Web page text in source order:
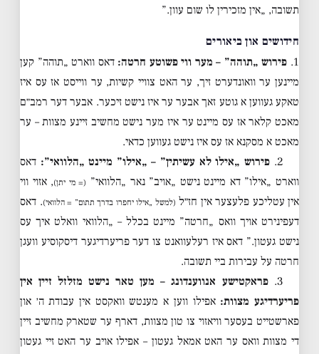
תשובה, „אין מזכירין לו שום עוון.”
חידושים און ביאורים
1. פירוש „תוהה” – מער ווי פשוטע חרטה: דאס ווארט „תוהה” קען
מיינען ער וואונדערט זיך, ער האט צוויי קשיות, ער ווייסט אז עס איז
טאקע געווען א גוטע זאך אבער ער איז נישט זיכער. אבער דער רמב״ם
מאכט קלאר אז עס מיינט ער איז מער נישט מחשיב זיינע מצוות – ער
מאכט א מסקנא אז עס איז נישט געווען כדאי.
2. פירוש „אילו לא עשיתין” – „אילו” מיינט „הלוואי”: דאס
ווארט „אילו” דא מיינט נישט „אויב” נאר „הלוואי” (= מי יתן), אזוי ווי
אין עטליכע פלעצער אין חז״ל (למשל „אילו יחפרו בדרך תתום” = הלוואי). דאס
דעפינירט אויך וואס „חרטה” מיינט בכלל – „הלוואי וואלט איך עס
נישט געטון.” דאס איז רעלעוואנט צו דער פריערדיגער דיסקוסיע וועגן
חרטה על עבירות ביי תשובה.
3.
פראקטישע אנווענדונג – מען טאר נישט מזלזל זיין אין
פריערדיגע מצוות: אפילו ווען א מענטש וואקסט אין עבודת ה׳ און
פארשטייט בעסער וויאזוי צו טון מצוות, דארף ער שטארק מחשיב זיין
די מצוות וואס ער האט אמאל געטון – אפילו אויב ער האט זיי געטון